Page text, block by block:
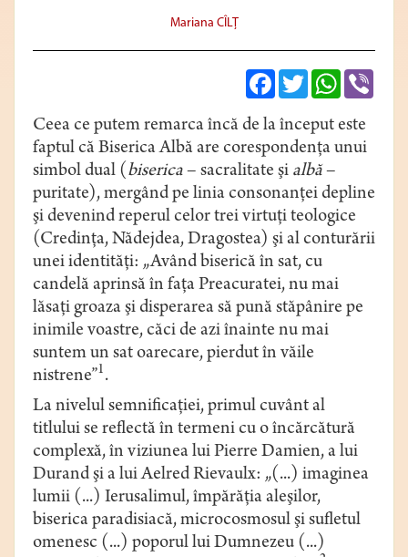
Mariana CÎLȚ
FacebookTwitterWhatsApp
Ceea ce putem remarca încă de la început este
faptul că Biserica Albă are corespondenţa unui
simbol dual (biserica– sacralitate şi albă–
puritate), mergând pe linia consonanţei depline
şi devenind reperul celor trei virtuţi teologice
(Credinţa, Nădejdea, Dragostea) şi al conturării
unei identităţi: „Având biserică în sat, cu
candelă aprinsă în faţa Preacuratei, nu mai
lăsaţi groaza şi disperarea să pună stăpânire pe
inimile voastre, căci de azi înainte nu mai
suntem un sat oarecare, pierdut în văile
nistrene”1.
La nivelul semnificaţiei, primul cuvânt al
titlului se reflectă în termeni cu o încărcătură
complexă, în viziunea lui Pierre Damien, a lui
Durand şi a lui Aelred Rievaulx: „(...) imaginea
lumii (...) Ierusalimul, împărăţia aleşilor,
biserica paradisiacă, microcosmosul şi sufletul
omenesc (...) poporul lui Dumnezeu (...)